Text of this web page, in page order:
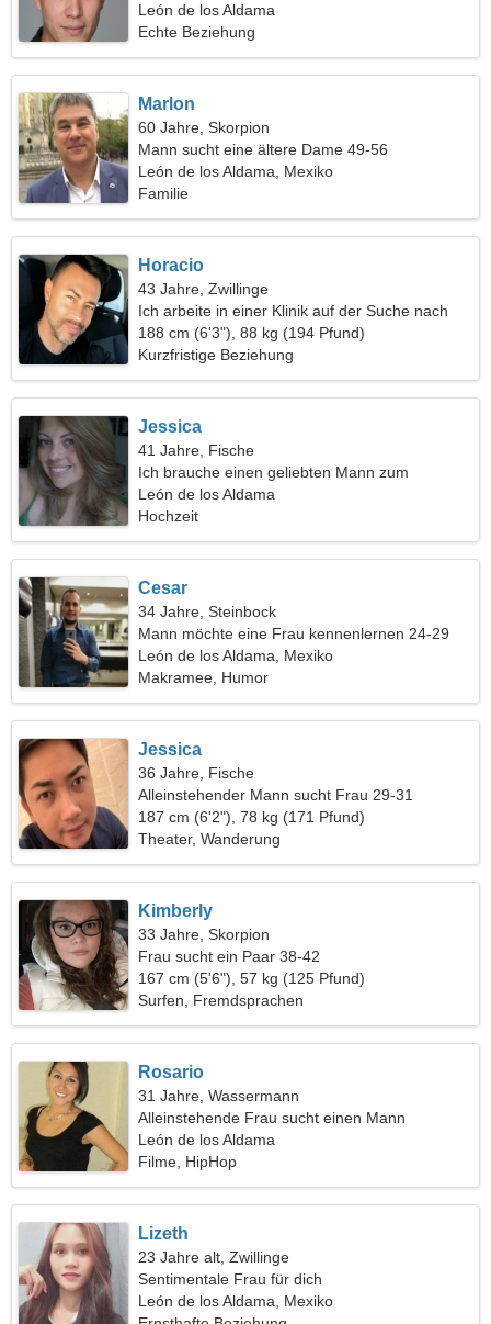
León de los Aldama
Echte Beziehung
Marlon
60 Jahre, Skorpion
Mann sucht eine ältere Dame 49-56
León de los Aldama, Mexiko
Familie
Horacio
43 Jahre, Zwillinge
Ich arbeite in einer Klinik auf der Suche nach
einer außergewöhnlichen Frau
188 cm (6'3"), 88 kg (194 Pfund)
Kurzfristige Beziehung
Jessica
41 Jahre, Fische
Ich brauche einen geliebten Mann zum
Skifahren
León de los Aldama
Hochzeit
Cesar
34 Jahre, Steinbock
Mann möchte eine Frau kennenlernen 24-29
León de los Aldama, Mexiko
Makramee, Humor
Jessica
36 Jahre, Fische
Alleinstehender Mann sucht Frau 29-31
187 cm (6'2"), 78 kg (171 Pfund)
Theater, Wanderung
Kimberly
33 Jahre, Skorpion
Frau sucht ein Paar 38-42
167 cm (5'6"), 57 kg (125 Pfund)
Surfen, Fremdsprachen
Rosario
31 Jahre, Wassermann
Alleinstehende Frau sucht einen Mann
León de los Aldama
Filme, HipHop
Lizeth
23 Jahre alt, Zwillinge
Sentimentale Frau für dich
León de los Aldama, Mexiko